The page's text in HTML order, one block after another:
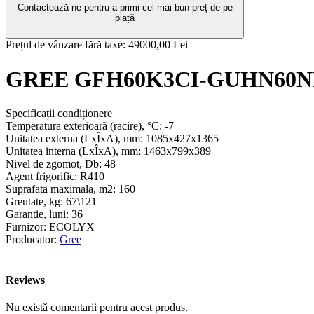
Contactează-ne pentru a primi cel mai bun preț de pe
piață
Prețul de vânzare fără taxe: 49000,00 Lei
GREE GFH60K3CI-
Specificații condiționere
Temperatura exterioarã (racire), °С: -7
Unitatea externa (LxÎxA), mm: 1085х427х1365
Unitatea interna (LxÎxA), mm: 1463х799х389
Nivel de zgomot, Db: 48
Agent frigorific: R410
Suprafata maximala, m2: 160
Greutate, kg: 67\121
Garantie, luni: 36
Furnizor: ECOLYX
Producator: Gree
Reviews
Nu există comentarii pentru acest produs.